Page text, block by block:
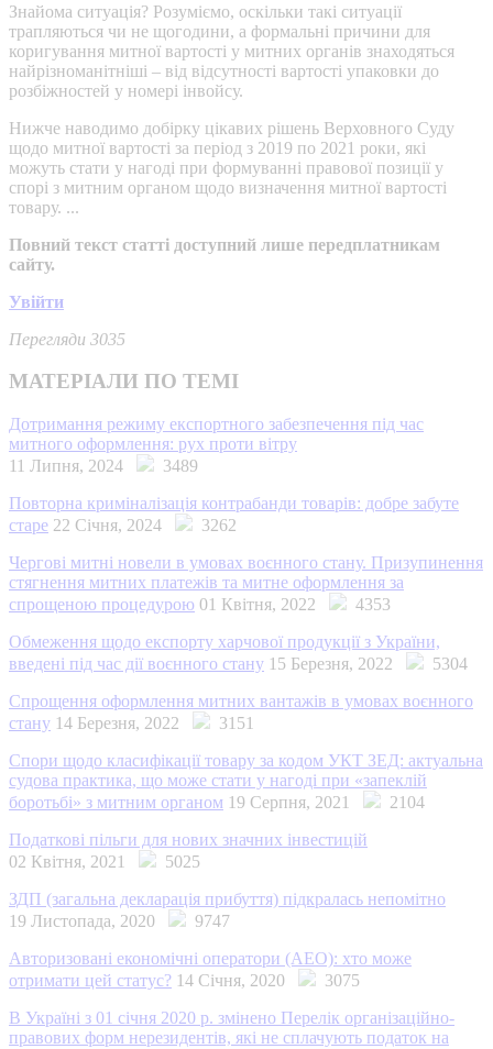
Знайома ситуація? Розуміємо, оскільки такі ситуації
трапляються чи не щогодини, а формальні причини для
коригування митної вартості у митних органів знаходяться
найрізноманітніші – від відсутності вартості упаковки до
розбіжностей у номері інвойсу.
Нижче наводимо добірку цікавих рішень Верховного Суду
щодо митної вартості за період з 2019 по 2021 роки, які
можуть стати у нагоді при формуванні правової позиції у
спорі з митним органом щодо визначення митної вартості
товару. ...
Повний текст статті доступний лише передплатникам
сайту.
Увійти
Перегляди 3035
МАТЕРІАЛИ ПО ТЕМІ
Дотримання режиму експортного забезпечення під час
митного оформлення: рух проти вітру
11 Липня, 2024
3489
Повторна криміналізація контрабанди товарів: добре забуте
старе 22 Січня, 2024
3262
Чергові митні новели в умовах воєнного стану. Призупинення
стягнення митних платежів та митне оформлення за
спрощеною процедурою 01 Квітня, 2022
4353
Обмеження щодо експорту харчової продукції з України,
введені під час дії воєнного стану 15 Березня, 2022
5304
Спрощення оформлення митних вантажів в умовах воєнного
стану 14 Березня, 2022
3151
Спори щодо класифікації товару за кодом УКТ ЗЕД: актуальна
судова практика, що може стати у нагоді при «запеклій
боротьбі» з митним органом 19 Серпня, 2021
2104
Податкові пільги для нових значних інвестицій
02 Квітня, 2021
5025
ЗДП (загальна декларація прибуття) підкралась непомітно
19 Листопада, 2020
9747
Авторизовані економічні оператори (АЕО): хто може
отримати цей статус? 14 Січня, 2020
3075
В Україні з 01 січня 2020 р. змінено Перелік організаційно-
правових форм нерезидентів, які не сплачують податок на